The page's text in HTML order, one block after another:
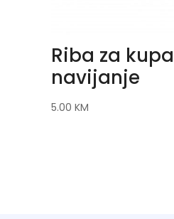
Riba za
navijanje
5.00 KM